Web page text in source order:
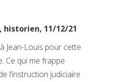
historien, 11/12/21
Jean-Louis pour cette
Ce qui me frappe
l’instruction judiciaire